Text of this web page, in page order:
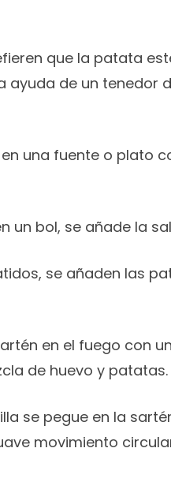
que la patata
ayuda de un tenedor
una fuente o plato
un bol, se añade la
se añaden las
en el fuego con
de huevo y patatas.
se pegue en la
movimiento